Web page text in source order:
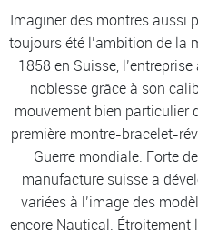
Imaginer des montres aussi
toujours été l’ambition de la
1858 en Suisse,
noblesse grâce à son
mouvement bien particulier
première montre-bracelet-
Guerre mondiale. Forte
manufacture suisse a
variées à l’image des
encore Nautical. Étroitement